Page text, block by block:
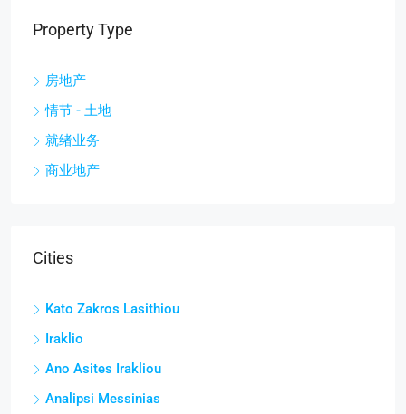
Property Type
房地产
情节 - 土地
就绪业务
商业地产
Cities
Kato Zakros Lasithiou
Iraklio
Ano Asites Irakliou
Analipsi Messinias